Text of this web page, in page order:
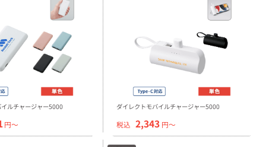
ルチャージャー5000
円〜
ダイレクトモバイルチャージャー5000
税込 2,343 円〜